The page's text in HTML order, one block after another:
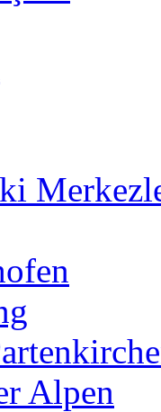
Alpen